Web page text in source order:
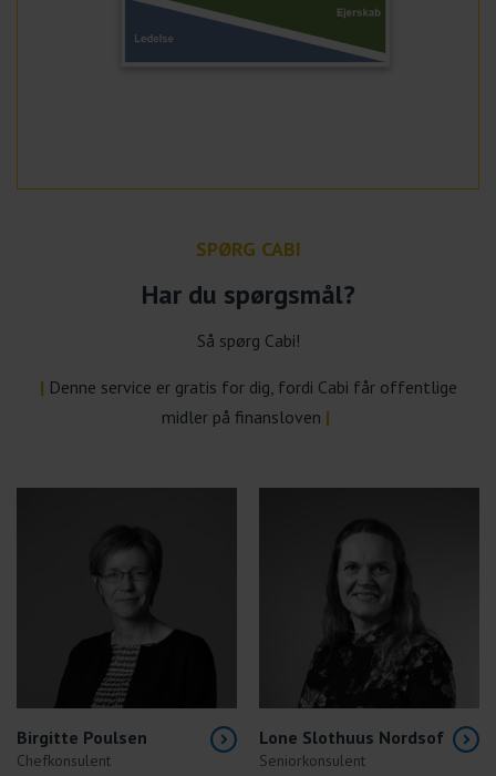
SPØRG CABI
Har du spørgsmål?
Så spørg Cabi!
| Denne service er gratis for dig, fordi Cabi får offentlige
midler på finansloven |
Birgitte Poulsen
Chefkonsulent
Lone Slothuus Nordsof
Seniorkonsulent